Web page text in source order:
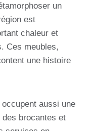
un
est
chaleur et
Ces meubles,
une histoire
aussi une
brocantes et